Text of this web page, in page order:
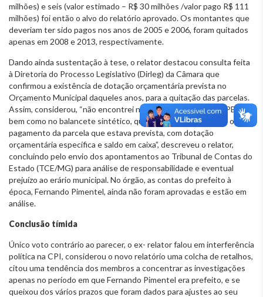
milhões) e seis (valor estimado – R$ 30 milhões /valor pago R$ 111
milhões) foi então o alvo do relatório aprovado. Os montantes que
deveriam ter sido pagos nos anos de 2005 e 2006, foram quitados
apenas em 2008 e 2013, respectivamente.
Dando ainda sustentação à tese, o relator destacou consulta feita
à Diretoria do Processo Legislativo (Dirleg) da Câmara que
confirmou a existência de dotação orçamentária prevista no
Orçamento Municipal daqueles anos, para a quitação das parcelas.
Assim, considerou, “não encontrei no balanço financeiro da PBH,
bem como no balancete sintético, qualquer justificativa para o não
pagamento da parcela que estava prevista, com dotação
orçamentária específica e saldo em caixa”, descreveu o relator,
concluindo pelo envio dos apontamentos ao Tribunal de Contas do
Estado (TCE/MG) para análise de responsabilidade e eventual
prejuízo ao erário municipal. No órgão, as contas do prefeito à
época, Fernando Pimentel, ainda não foram aprovadas e estão em
análise.
Conclusão tímida
Único voto contrário ao parecer, o ex- relator falou em interferência
política na CPI, considerou o novo relatório uma colcha de retalhos,
citou uma tendência dos membros a concentrar as investigações
apenas no período em que Fernando Pimentel era prefeito, e se
queixou dos vários prazos que foram dados para ajustes ao seu